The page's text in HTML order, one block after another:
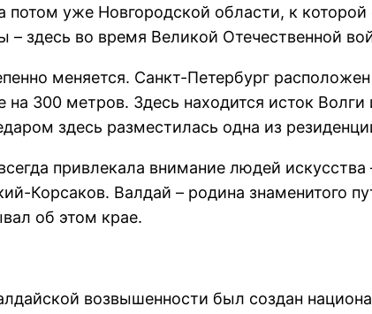
потом уже Новгородской области, к
– здесь во время Великой Отечественной
меняется. Санкт-Петербург
на 300 метров. Здесь находится исток
здесь разместилась одна из
привлекала внимание людей
Корсаков. Валдай – родина знаменитого
об этом крае.
возвышенности был создан